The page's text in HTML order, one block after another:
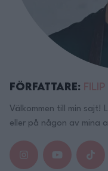
Författare:
Välkommen till min sajt!
eller på någon av mina